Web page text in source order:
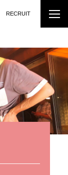
RECRUIT